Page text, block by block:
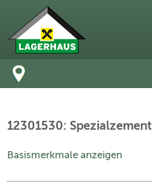
12301530: Spezialzement
Basismerkmale anzeigen